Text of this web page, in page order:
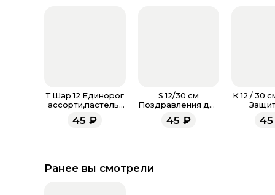
Т Шар 12 Единорог
ассорти,пастель-
45 ₽
S 12/30 см
Поздравления для
Пастель
45₽
К 12 / 30
45
Ранее вы смотрели